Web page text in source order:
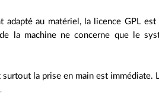
adapté au matériel, la licence GPL
la machine ne concerne que le
surtout la prise en main est